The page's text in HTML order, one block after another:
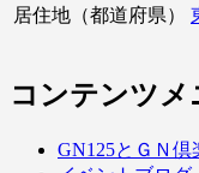
居住地（都道府県）
コンテンツメ
GN125とＧＮ倶